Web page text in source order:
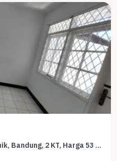
Kontrakan Murah di Arcamanik, Bandung, 2 KT, Harga 53 Juta /tahun